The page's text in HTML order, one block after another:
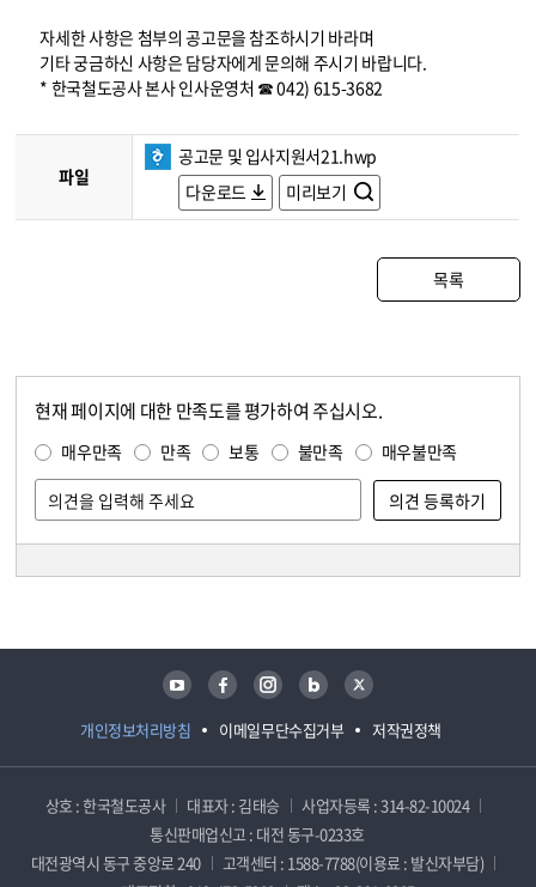
자세한 사항은 첨부의 공고문을 참조하시기 바라며
기타 궁금하신 사항은 담당자에게 문의해 주시기 바랍니다.
* 한국철도공사 본사 인사운영처 ☎ 042) 615-3682
파일
공고문 및 입사지원서21.hwp
다운로드
미리보기
목록
현재 페이지에 대한 만족도를 평가하여 주십시오.
매우만족 만족 보통 불만족 매우불만족
개인정보처리방침 이메일무단수집거부 저작권정책
유튜브 페이스북 인스타그램 블로그 트위터
상호 : 한국철도공사 대표자 : 김태승
사업자등록 : 314-82-10024
통신판매업신고 : 대전 동구-0233호
대전광역시 동구 중앙로 240
고객센터 : 1588-7788(이용료 : 발신자부담)